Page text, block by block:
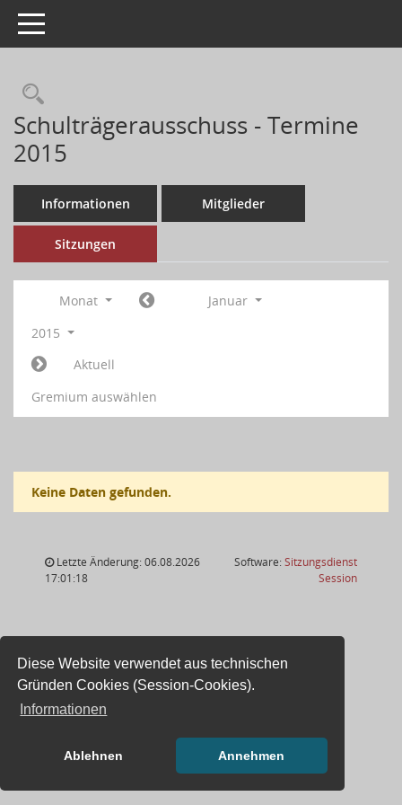
Diese Website verwendet aus technischen
Gründen Cookies (Session-Cookies).
Informationen
Ablehnen Annehmen
Toggle navigation
Schulträgerausschuss - Termine
2015
Informationen Mitglieder
Sitzungen
Monat
Januar
2015
Aktuell
Gremium auswählen
Keine Daten gefunden.
Letzte Änderung: 06.08.2026
17:01:18
Software:Sitzungsdienst
Session(Wird in